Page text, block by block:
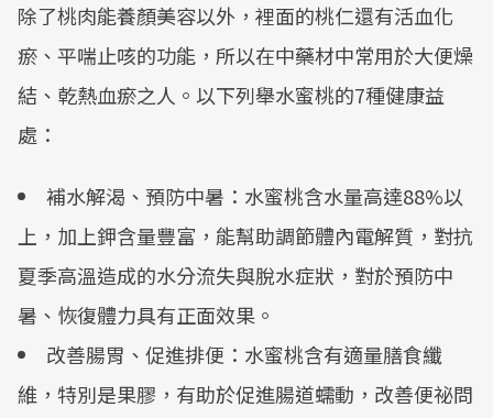
除了桃肉能養顏美容以外，裡面的桃仁還有活血化
瘀、平喘止咳的功能，所以在中藥材中常用於大便燥
結、乾熱血瘀之人。以下列舉水蜜桃的7種健康益
處：
補水解渴、預防中暑：水蜜桃含水量高達88%以
上，加上鉀含量豐富，能幫助調節體內電解質，對抗
夏季高溫造成的水分流失與脫水症狀，對於預防中
暑、恢復體力具有正面效果。
改善腸胃、促進排便：水蜜桃含有適量膳食纖
維，特別是果膠，有助於促進腸道蠕動，改善便祕問